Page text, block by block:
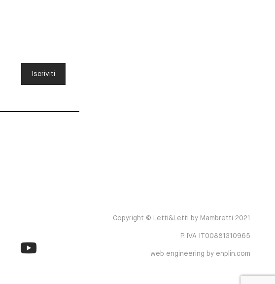
Iscriviti
Copyright © Letti&Letti by Mambretti 2021
P. IVA IT00881310965
web engineering by enplin.com